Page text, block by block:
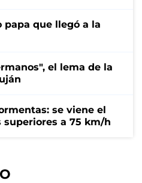
papa que llegó a la
el lema de la
se viene el
superiores a 75 km/h